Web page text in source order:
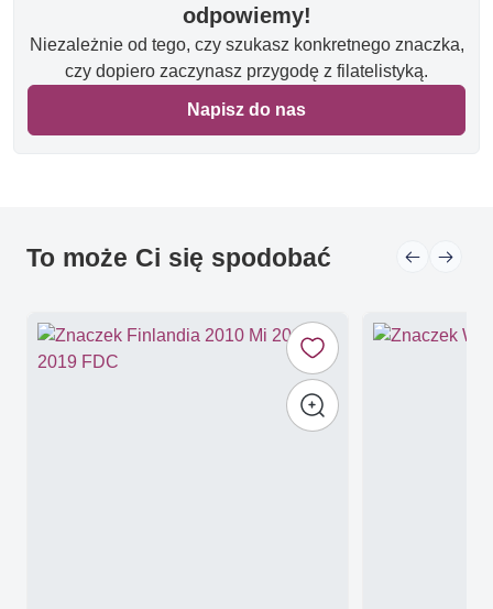
odpowiemy!
Niezależnie od tego, czy szukasz konkretnego znaczka,
czy dopiero zaczynasz przygodę z filatelistyką.
Napisz do nas
To może Ci się spodobać